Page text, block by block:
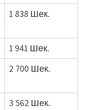
1 838 Шек.
1 941 Шек.
2 700 Шек.
3 562 Шек.